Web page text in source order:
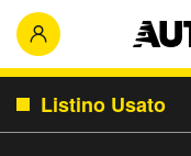
Listino Usato